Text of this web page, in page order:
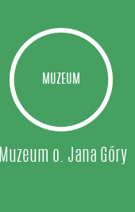
MUZEUM
Muzeum o. Jana Góry